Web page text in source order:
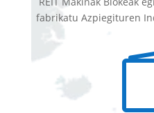
fabrikatu Azpiegituren